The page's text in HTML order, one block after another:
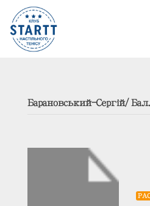
Барановський-Сергій/